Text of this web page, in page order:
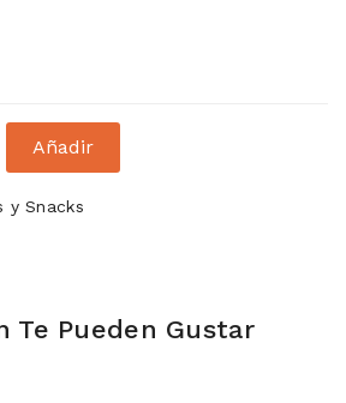
Añadir
y Snacks
Te Pueden Gustar